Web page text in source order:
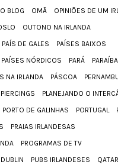
O BLOG OMÃ
OPINIÕES DE UM
OUTONO NA IRLANDA
PAÍS DE GALES
PAÍSES BAIXOS
PAÍSES NÓRDICOS PARÁ PARAÍBA
NA IRLANDA
PÁSCOA
PIERCINGS
PLANEJANDO O
PORTO DE GALINHAS PORTUGAL
PRAIAS IRLANDESAS
PROGRAMAS DE TV
PUBS IRLANDESES
QATAR